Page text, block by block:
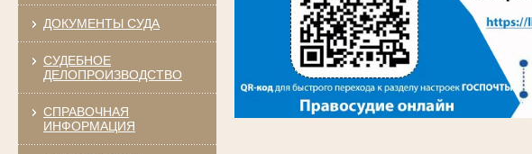
ДОКУМЕНТЫ СУДА
СУДЕБНОЕ
ДЕЛОПРОИЗВОДСТВО
СПРАВОЧНАЯ
ИНФОРМАЦИЯ